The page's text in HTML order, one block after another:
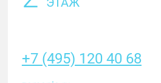
+7 (495) 120 40 68